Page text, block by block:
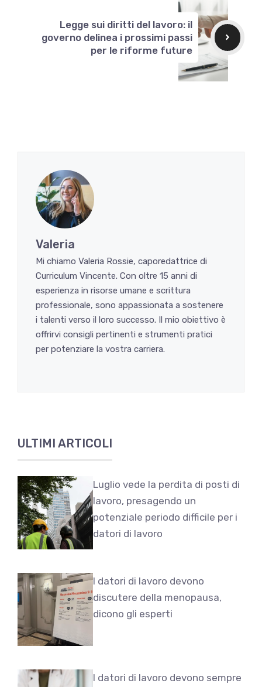
Legge sui diritti del lavoro: il
governo delinea i prossimi passi
per le riforme future
Valeria
Mi chiamo Valeria Rossie, caporedattrice di
Curriculum Vincente. Con oltre 15 anni di
esperienza in risorse umane e scrittura
professionale, sono appassionata a sostenere
i talenti verso il loro successo. Il mio obiettivo è
offrirvi consigli pertinenti e strumenti pratici
per potenziare la vostra carriera.
ULTIMI ARTICOLI
Luglio vede la perdita di posti di
lavoro, presagendo un
potenziale periodo difficile per i
datori di lavoro
I datori di lavoro devono
discutere della menopausa,
dicono gli esperti
I datori di lavoro devono sempre